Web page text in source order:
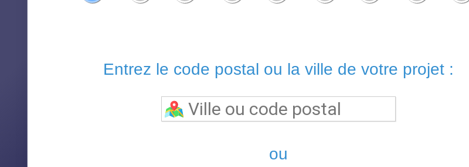
Entrez le code postal ou la ville de votre projet :
ou